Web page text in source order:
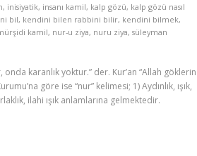
, inisiyatik, insanı kamil, kalp gözü, kalp gözü nasıl
bil, kendini bilen rabbini bilir, kendini bilmek,
kamil, nur-u ziya, nuru ziya, süleyman
onda karanlık yoktur.” der. Kur’an “Allah göklerin
göre ise “nur” kelimesi; 1) Aydınlık, ışık,
ilahi ışık anlamlarına gelmektedir.